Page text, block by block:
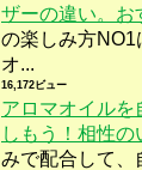
ザーの違い。お
の楽しみ方NO1
オ...
16,172ビュー
アロマオイルを
しもう！相性の
みで配合して、